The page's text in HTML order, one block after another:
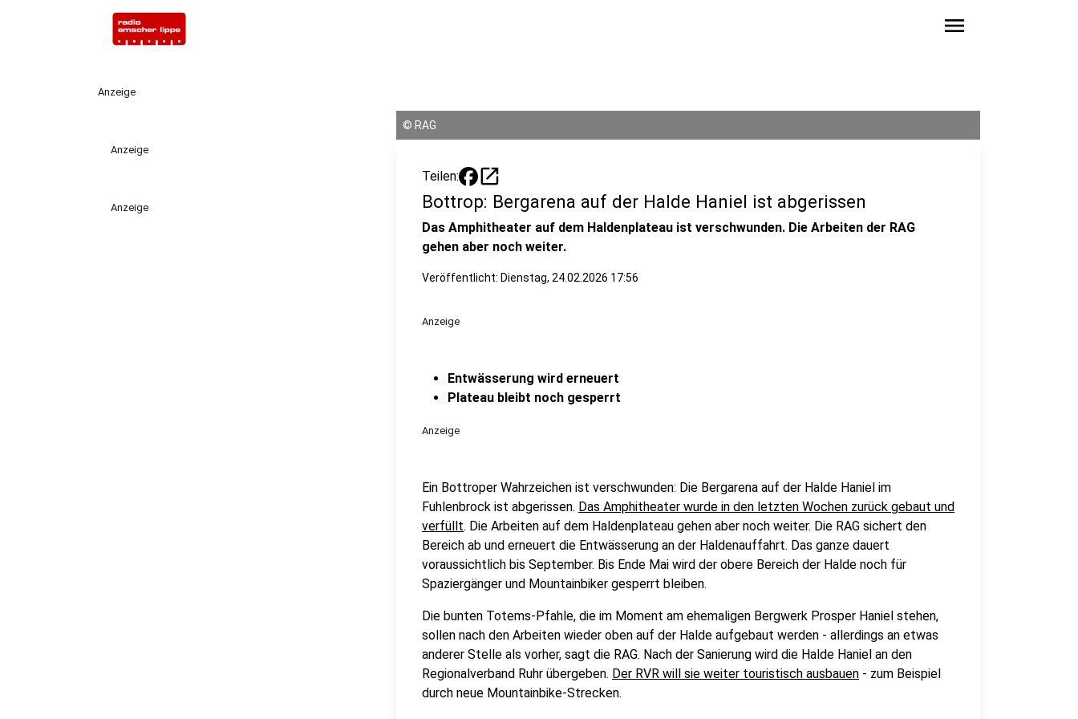
menu
Anzeige
Anzeige
Anzeige
© RAG
Teilen: open_in_new
Bottrop: Bergarena auf der Halde Haniel ist abgerissen
Das Amphitheater auf dem Haldenplateau ist verschwunden. Die Arbeiten der RAG
gehen aber noch weiter.
Veröffentlicht: Dienstag, 24.02.2026 17:56
Anzeige
Entwässerung wird erneuert
Plateau bleibt noch gesperrt
Anzeige
Ein Bottroper Wahrzeichen ist verschwunden: Die Bergarena auf der Halde Haniel im
Fuhlenbrock ist abgerissen. Das Amphitheater wurde in den letzten Wochen zurück gebaut und
verfüllt. Die Arbeiten auf dem Haldenplateau gehen aber noch weiter. Die RAG sichert den
Bereich ab und erneuert die Entwässerung an der Haldenauffahrt. Das ganze dauert
voraussichtlich bis September. Bis Ende Mai wird der obere Bereich der Halde noch für
Spaziergänger und Mountainbiker gesperrt bleiben.
Die bunten Totems-Pfahle, die im Moment am ehemaligen Bergwerk Prosper Haniel stehen,
sollen nach den Arbeiten wieder oben auf der Halde aufgebaut werden - allerdings an etwas
anderer Stelle als vorher, sagt die RAG. Nach der Sanierung wird die Halde Haniel an den
Regionalverband Ruhr übergeben. Der RVR will sie weiter touristisch ausbauen - zum Beispiel
durch neue Mountainbike-Strecken.